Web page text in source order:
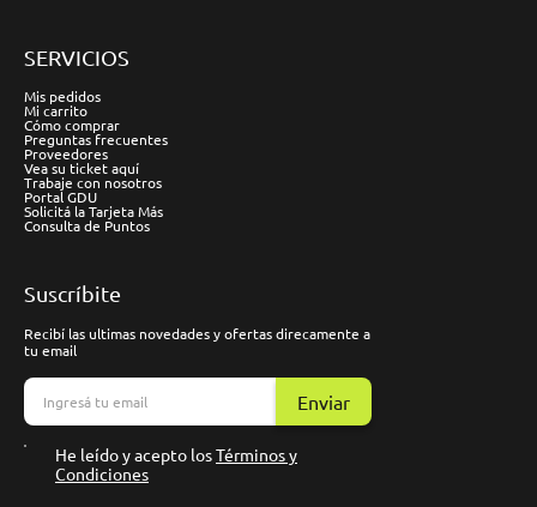
SERVICIOS
Mis pedidos
Mi carrito
Cómo comprar
Preguntas frecuentes
Proveedores
Vea su ticket aquí
Trabaje con nosotros
Portal GDU
Solicitá la Tarjeta Más
Consulta de Puntos
Suscríbite
Recibí las ultimas novedades y ofertas direcamente a
tu email
Enviar
He leído y acepto losTérminos y
Condiciones